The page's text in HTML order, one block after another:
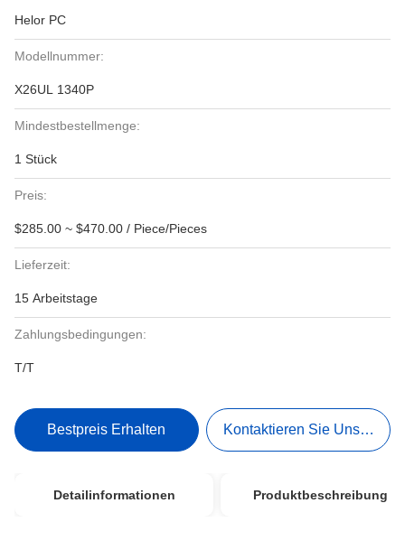
Helor PC
Modellnummer:
X26UL 1340P
Mindestbestellmenge:
1 Stück
Preis:
$285.00 ~ $470.00 / Piece/Pieces
Lieferzeit:
15 Arbeitstage
Zahlungsbedingungen:
T/T
Bestpreis Erhalten Kontaktieren Sie Uns Jetzt
Detailinformationen Produktbeschreibung